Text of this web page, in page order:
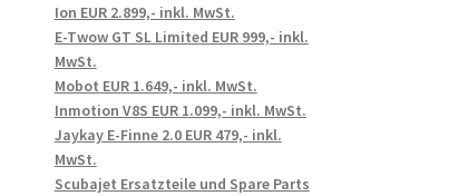
Ion EUR 2.899,- inkl. MwSt.
E-Twow GT SL Limited EUR 999,- inkl.
MwSt.
Mobot EUR 1.649,- inkl. MwSt.
Inmotion V8S EUR 1.099,- inkl. MwSt.
Jaykay E-Finne 2.0 EUR 479,- inkl.
MwSt.
Scubajet Ersatzteile und Spare Parts